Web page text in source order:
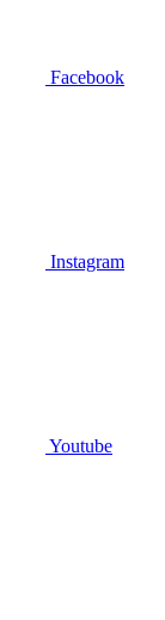
Facebook
Instagram
Youtube